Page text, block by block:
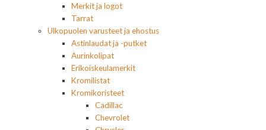
Merkit ja logot
Tarrat
Ulkopuolen varusteet ja ehostus
Astinlaudat ja -putket
Aurinkolipat
Erikoiskeulamerkit
Kromilistat
Kromikoristeet
Cadillac
Chevrolet